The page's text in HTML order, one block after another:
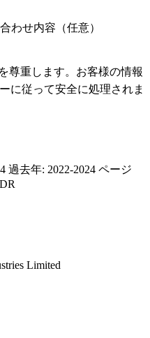
わせ内容（任意）
尊重します。お客様の情報
に従って安全に処理されま
過去年: 2022-2024 ページ